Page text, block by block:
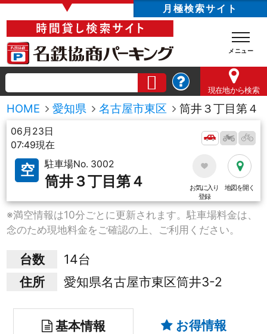
▼ 月極検索サイト
現在地から検索
HOME 愛知県 名古屋市東区 筒井３丁目第４
06月23日
07:49現在
空 駐車場No. 3002
筒井３丁目第４
お気に入り
登録
地図を開く
※満空情報は10分ごとに更新されます。駐車場料金は、
念のため現地料金をご確認の上、ご利用ください。
台数
14台
住所
愛知県名古屋市東区筒井3-2
基本情報 お得情報